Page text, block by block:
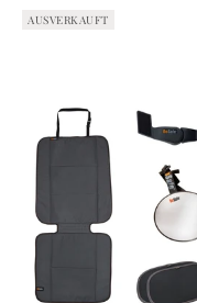
AUSVERKAUFT